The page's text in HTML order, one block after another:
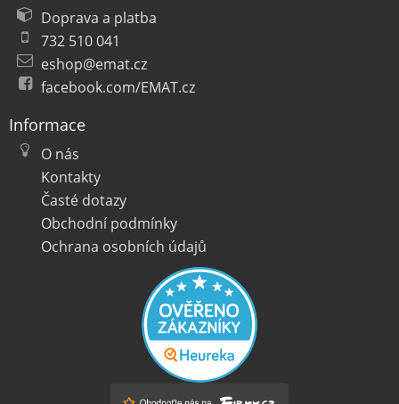
Doprava a platba
732 510 041
eshop@emat.cz
facebook.com/EMAT.cz
Informace
O nás
Kontakty
Časté dotazy
Obchodní podmínky
Ochrana osobních údajů